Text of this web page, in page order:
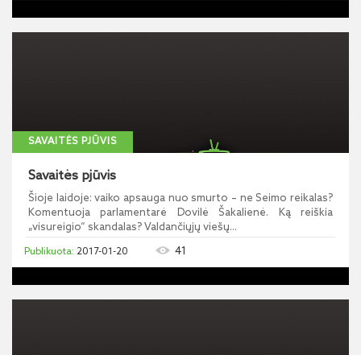
SAVAITĖS PJŪVIS
Savaitės pjūvis
Šioje laidoje: vaiko apsauga nuo smurto – ne Seimo reikalas?
Komentuoja parlamentarė Dovilė Šakalienė. Ką reiškia
„visureigio“ skandalas? Valdančiųjų viešų...
2017-01-20 41